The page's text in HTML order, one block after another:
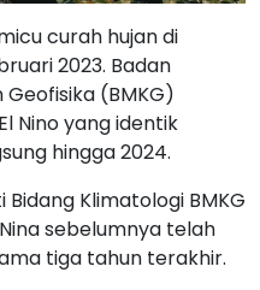
curah hujan di
2023. Badan
(BMKG)
Nino yang identik
hingga 2024.
Klimatologi BMKG
sebelumnya telah
tiga tahun terakhir.